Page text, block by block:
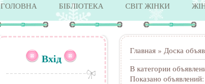
ГОЛОВНА БІБЛІОТЕКА СВІТ ЖІНКИ
Главная » Доска
В категории
Показано объявлений:
Вхід